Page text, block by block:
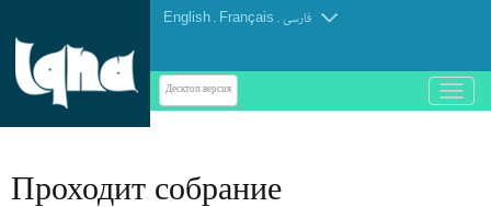
English . Français . فارسی
Десктоп-версия
باز
و
Проходит собрание